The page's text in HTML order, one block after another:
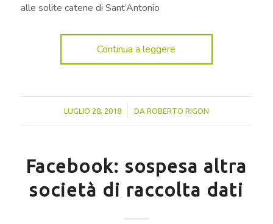
alle solite catene di Sant’Antonio
Continua a leggere
LUGLIO 28, 2018
/ DA ROBERTO RIGON
Facebook: sospesa altra
società di raccolta dati